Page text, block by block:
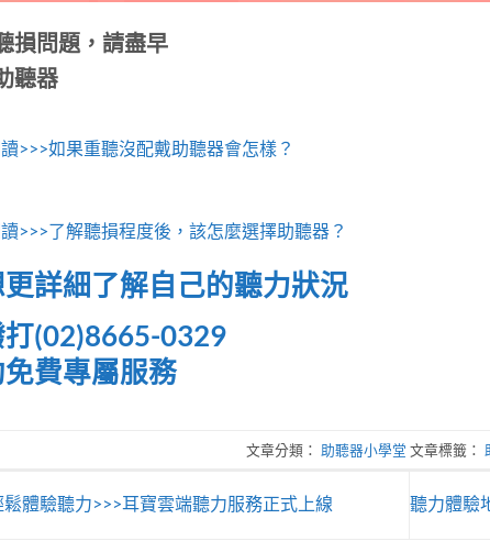
損問題，請盡早
聽器
>>>如果重聽沒配戴助聽器會怎樣？
>>>了解聽損程度後，該怎麼選擇助聽器？
詳細了解自己的聽力狀況
打(02)8665-0329
費專屬服務
文章分類： 助聽器小學堂 文章標籤：
鬆體驗聽力>>>耳寶雲端聽力服務正式上線 聽力體驗